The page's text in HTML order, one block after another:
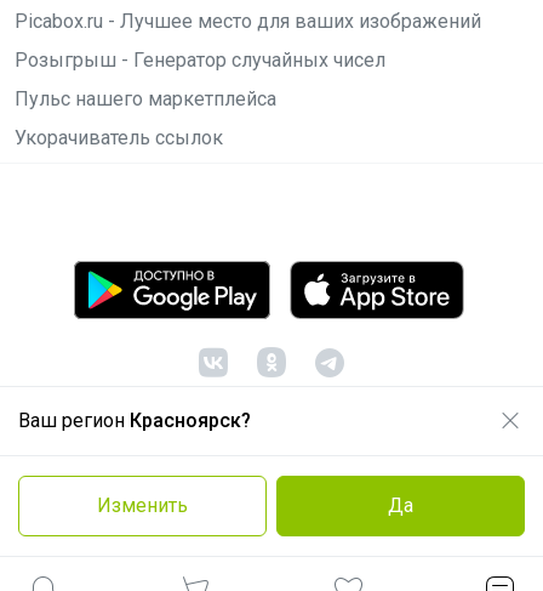
Ваш регион Красноярск?
Изменить Да
Picabox.ru - Лучшее место для ваших изображений
Розыгрыш - Генератор случайных чисел
Пульс нашего маркетплейса
Укорачиватель ссылок
© ООО "Лявита", ОГРН 1122468054070, 2012 -2026
Политика конфиденциальности
Cоглашение пользователя